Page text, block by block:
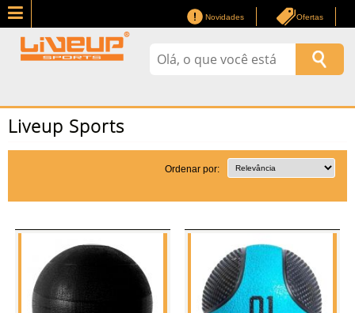
Novidades Ofertas
Liveup Sports
Ordenar por: